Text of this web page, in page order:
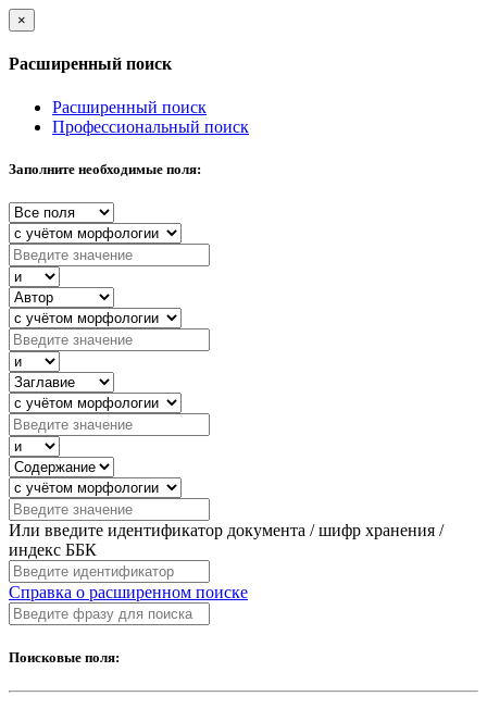
×
Расширенный поиск
Расширенный поиск
Профессиональный поиск
Заполните необходимые поля:
Или введите идентификатор документа / шифр хранения /
индекс ББК
Справка о расширенном поиске
Поисковые поля: